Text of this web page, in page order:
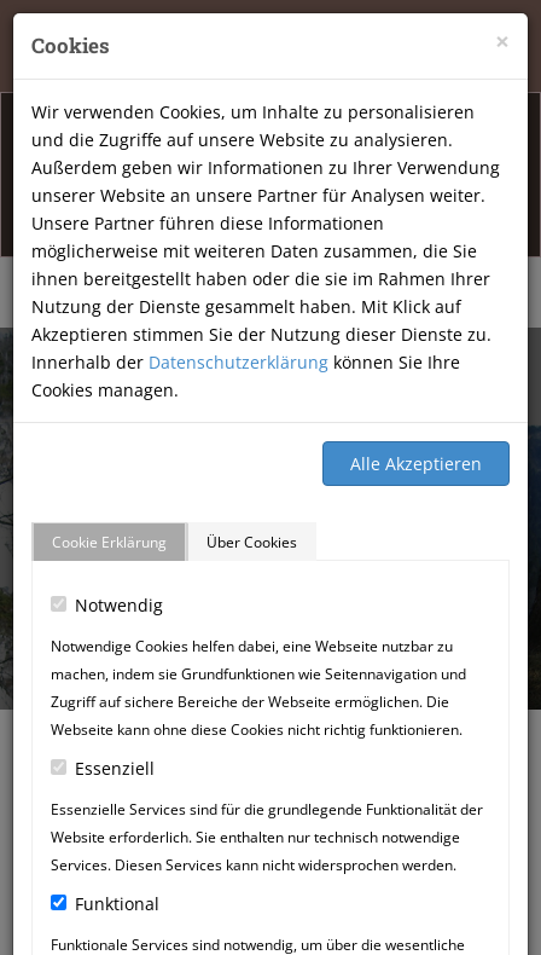
×
Cookies
Wir verwenden Cookies, um Inhalte zu personalisieren
und die Zugriffe auf unsere Website zu analysieren.
Außerdem geben wir Informationen zu Ihrer Verwendung
unserer Website an unsere Partner für Analysen weiter.
Unsere Partner führen diese Informationen
möglicherweise mit weiteren Daten zusammen, die Sie
ihnen bereitgestellt haben oder die sie im Rahmen Ihrer
Nutzung der Dienste gesammelt haben. Mit Klick auf
Akzeptieren stimmen Sie der Nutzung dieser Dienste zu.
Innerhalb der Datenschutzerklärung können Sie Ihre
Cookies managen.
Cookie Erklärung Über Cookies
Notwendig
Notwendige Cookies helfen dabei, eine Webseite nutzbar zu
machen, indem sie Grundfunktionen wie Seitennavigation und
Zugriff auf sichere Bereiche der Webseite ermöglichen. Die
Webseite kann ohne diese Cookies nicht richtig funktionieren.
Essenziell
Essenzielle Services sind für die grundlegende Funktionalität der
Website erforderlich. Sie enthalten nur technisch notwendige
Services. Diesen Services kann nicht widersprochen werden.
Funktional
Funktionale Services sind notwendig, um über die wesentliche
|
07134-9177806
Info Öffnunsgzeiten
Am Freitag den 07.08.2026 haben wir geschlossen.
GÄSTEBUCH
NEUER
GÄSTEBUCHEINTRAG